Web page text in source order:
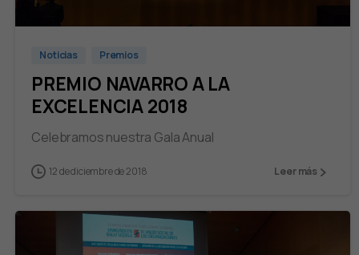
Noticias Premios
PREMIO NAVARRO A LA
EXCELENCIA 2018
Celebramos nuestra Gala Anual
12 de diciembre de 2018 Leer más